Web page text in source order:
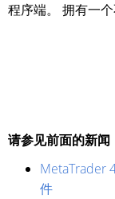
程序端。 拥有一个
请参见前面的新闻
MetaTrader
件